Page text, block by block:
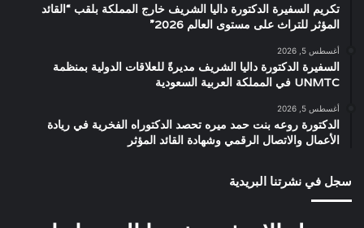
تكريم السفيرة الدكتورة داليا الشريف خارج المملكة بلقب “القائد
المؤثر للتراث على مستوى العالم 2026”
أغسطس 5, 2026
السفيرة الدكتورة داليا الشريف مديرةً للعلاقات الدولية بمنظمة
UNMTC في المملكة العربية السعودية
أغسطس 5, 2026
الدكتورة روعه بنت حمد ميره تحصد الدكتوراه الفخرية في ريادة
الأعمال والاتصال الرقمي وشهادة القائد المؤثر
سجل في نشرتنا البريدية